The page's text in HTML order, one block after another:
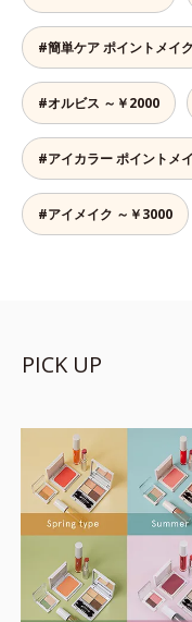
#簡単ケア ポイントメイク
#オルビス ～￥2000
#アイカラー ポイントメ
#アイメイク ～￥3000
PICK UP